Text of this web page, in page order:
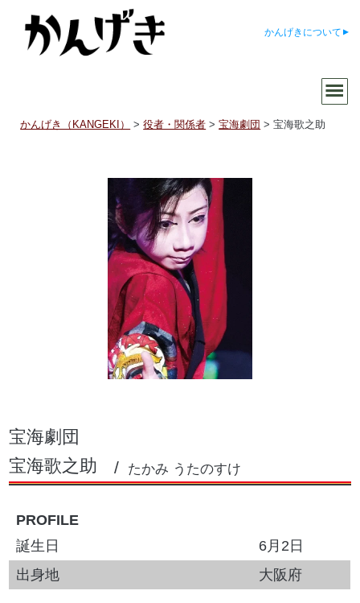
かんげきについて
かんげき（KANGEKI） >役者・関係者 >宝海劇団 >宝海歌之助
宝海劇団
宝海歌之助
たかみ うたのすけ
PROFILE
誕生日
6月2日
出身地
大阪府